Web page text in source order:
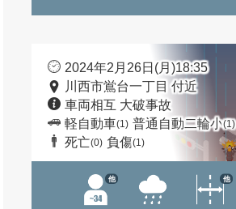
2024年2月26日(月)18:35
川西市鴬台一丁目 付近
車両相互 大破事故
軽自動車(1) 普通自動二輪小(1)
死亡(0) 負傷(1)
他 他